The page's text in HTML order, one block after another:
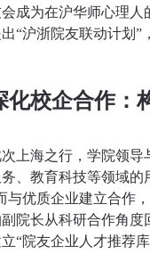
成为在沪华师心理人
“沪浙院友联动计划”
化校企合作：
上海之行，学院领导
、教育科技等领域
与优质企业建立合作
院长从科研合作角
“院友企业人才推荐